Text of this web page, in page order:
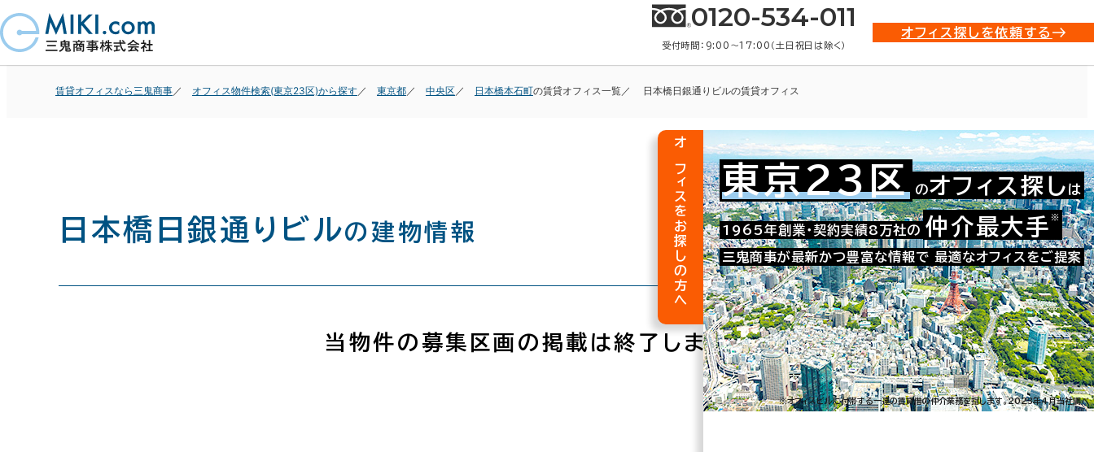
0120-534-011
受付時間：9:00〜17:00（土日祝日は除く）
オフィス探しを依頼する
賃貸オフィスなら三鬼商事 オフィス物件検索(東京23区)から探す 東京都 中央区 日本橋本石町の賃貸オフィス一覧 日本橋日銀通りビルの賃貸オフィス
日本橋日銀通りビルの建物情報
お問い合わせ番号：021-44160
当物件の募集区画の掲載は終了しました。
オフィスをお探しの方へ 東京23区 のオフィス探し は
1965年創業・契約実績8万社の 仲介最大手 ※
三鬼商事が最新かつ豊富な情報で 最適なオフィスをご提案
※オフィスビルに付帯する一連の賃貸借の仲介業務を指します。2023年4月当社調べ